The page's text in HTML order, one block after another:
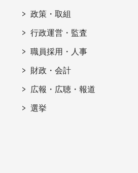
政策・取組
行政運営・監査
職員採用・人事
財政・会計
広報・広聴・報道
選挙